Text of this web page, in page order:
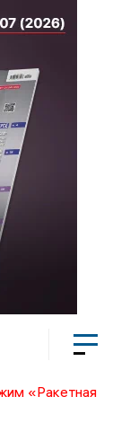
«Ракетная